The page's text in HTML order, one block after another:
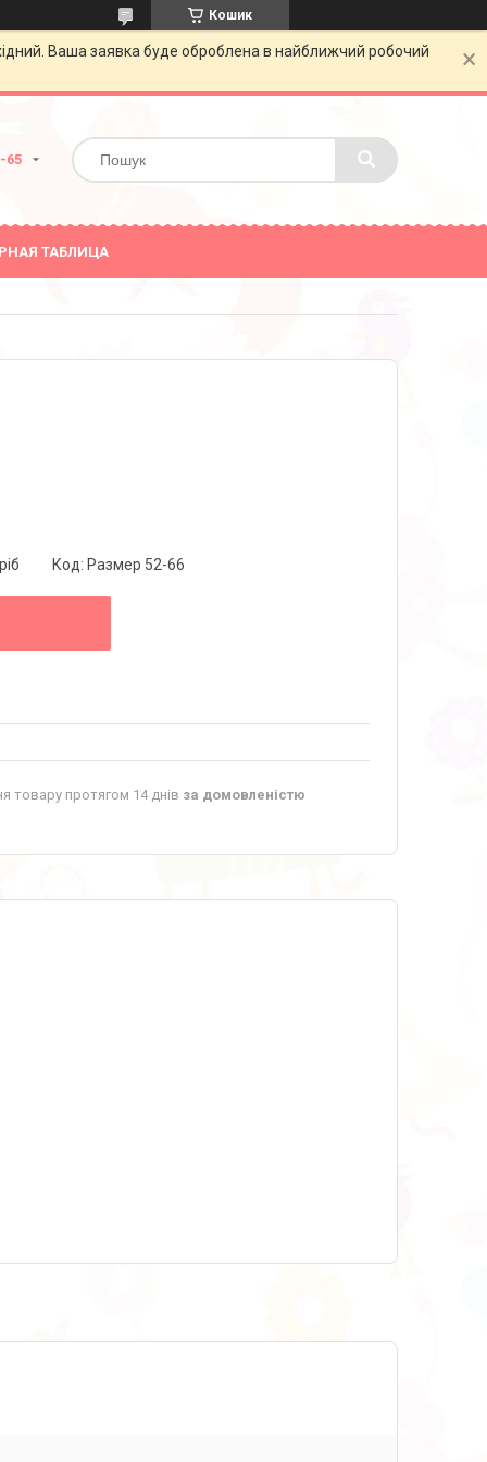
Кошик
Ваша заявка буде оброблена в найближчий робочий
65
ТАБЛИЦА
Код: Размер 52-66
товару протягом 14 днів за домовленістю